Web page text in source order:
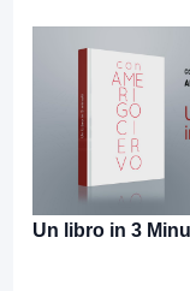
Un libro in 3